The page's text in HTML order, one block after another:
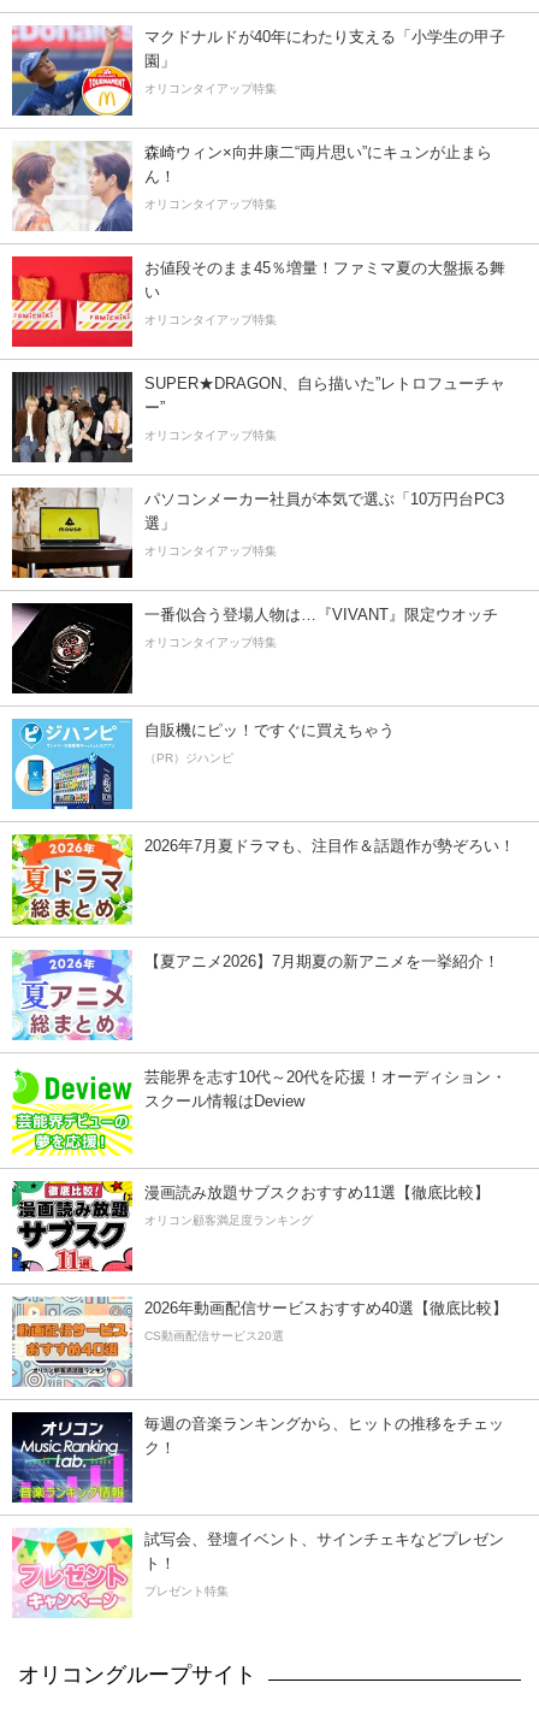
マクドナルドが40年にわたり支える「小学生の甲子
園」
オリコンタイアップ特集
森崎ウィン×向井康二“両片思い”にキュンが止まら
ん！
オリコンタイアップ特集
お値段そのまま45％増量！ファミマ夏の大盤振る舞
い
オリコンタイアップ特集
SUPER★DRAGON、自ら描いた”レトロフューチャ
ー”
オリコンタイアップ特集
パソコンメーカー社員が本気で選ぶ「10万円台PC3
選」
オリコンタイアップ特集
一番似合う登場人物は…『VIVANT』限定ウオッチ
オリコンタイアップ特集
自販機にピッ！ですぐに買えちゃう
（PR）ジハンピ
2026年7月夏ドラマも、注目作＆話題作が勢ぞろい！
【夏アニメ2026】7月期夏の新アニメを一挙紹介！
芸能界を志す10代～20代を応援！オーディション・
スクール情報はDeview
漫画読み放題サブスクおすすめ11選【徹底比較】
オリコン顧客満足度ランキング
2026年動画配信サービスおすすめ40選【徹底比較】
CS動画配信サービス20選
毎週の音楽ランキングから、ヒットの推移をチェッ
ク！
試写会、登壇イベント、サインチェキなどプレゼン
ト！
プレゼント特集
オリコングループサイト